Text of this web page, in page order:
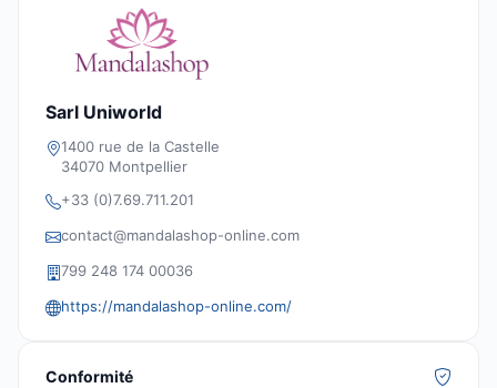
Sarl Uniworld
1400 rue de la Castelle
34070 Montpellier
+33 (0)7.69.711.201
contact@mandalashop-online.com
799 248 174 00036
https://mandalashop-online.com/
Conformité